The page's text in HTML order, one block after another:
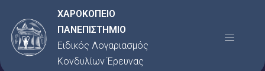
στο
περιεχόμενο
ΧΑΡΟΚΟΠΕΙΟ
ΠΑΝΕΠΙΣΤΗΜΙΟ
Ειδικός Λογαριασμός
Κονδυλίων Έρευνας
Menu